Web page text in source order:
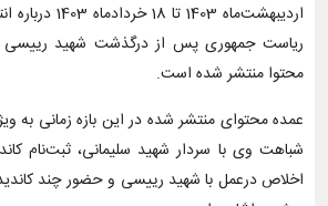
اردیبهشت‌ماه
محتوا منتشر شده است.
عمده محتوای منتشر شده در این بازه زمانی به
شباهت وی با سردار شهید سلیمانی، ثبت‌نام
اخلاص درعمل با شهید رییسی و حضور چند کاندید